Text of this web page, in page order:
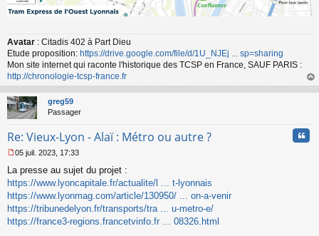
Avatar : Citadis 402 à Part Dieu
Etude proposition: https://drive.google.com/file/d/1U_NJEj ... sp=sharing
Mon site internet qui raconte l'historique des TCSP en France, SAUF PARIS :
http://chronologie-tcsp-france.fr
au
greg59
Passager
Re: Vieux-Lyon - Alaï : Métro ou autre ?
e
s
s
a
g
e
05 juil. 2023, 17:33
La presse au sujet du projet :
https://www.lyoncapitale.fr/actualite/l ... t-lyonnais
https://www.lyonmag.com/article/130950/ ... on-a-venir
https://tribunedelyon.fr/transports/tra ... u-metro-e/
https://france3-regions.francetvinfo.fr ... 08326.html